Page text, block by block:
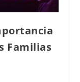
Familias